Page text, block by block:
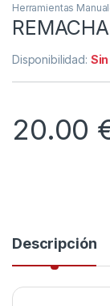
Herramientas
Disponibilidad:
20.00
Descripción